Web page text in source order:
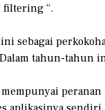
filtering “.
sebagai
tahun-tahun